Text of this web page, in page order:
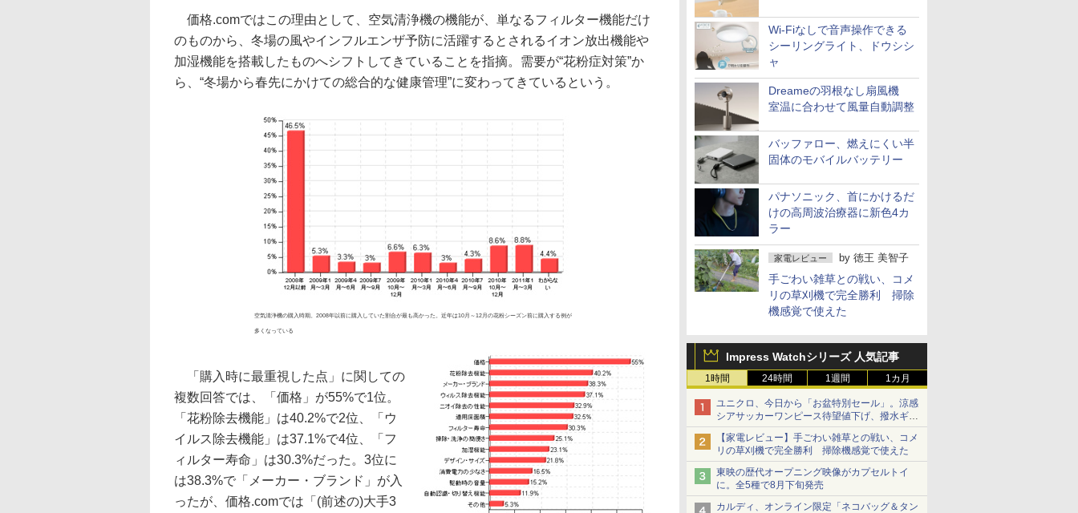
Wi-Fiなしで音声操作できる
シーリングライト、ドウシシ
ャ
Dreameの羽根なし扇風機
室温に合わせて風量自動調整
バッファロー、燃えにくい半
固体のモバイルバッテリー
パナソニック、首にかけるだ
けの高周波治療器に新色4カ
ラー
家電レビュー by 徳王 美智子
手ごわい雑草との戦い、コメ
リの草刈機で完全勝利 掃除
機感覚で使えた
Impress Watchシリーズ 人気記事
1時間 24時間 1週間 1カ月
ユニクロ、今日から「お盆特別セール」。涼感
シアサッカーワンピース待望値下げ、撥水ギア
ショーツは1990円に
【家電レビュー】手ごわい雑草との戦い、コメ
リの草刈機で完全勝利 掃除機感覚で使えた
東映の歴代オープニング映像がカプセルトイ
に。全5種で8月下旬発売
カルディ、オンライン限定「ネコバッグ＆タン
価格.comではこの理由として、空気清浄機の機能が、単なるフィルター機能だけ
のものから、冬場の風やインフルエンザ予防に活躍するとされるイオン放出機能や
加湿機能を搭載したものへシフトしてきていることを指摘。需要が“花粉症対策”か
ら、“冬場から春先にかけての総合的な健康管理”に変わってきているという。
空気清浄機の購入時期。2008年以前に購入していた割合が最も高かった。近年は10月～12月の花粉シーズン前に購入する例が
多くなっている
「購入時に最重視した点」に関しての
複数回答では、「価格」が55%で1位。
「花粉除去機能」は40.2%で2位、「ウ
イルス除去機能」は37.1%で4位、「フ
ィルター寿命」は30.3%だった。3位に
は38.3%で「メーカー・ブランド」が入
ったが、価格.comでは「(前述の)大手3